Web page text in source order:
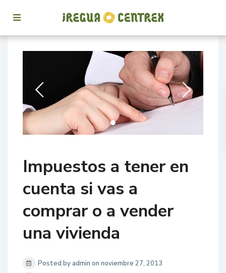
Impuestos a tener en
cuenta si vas a
comprar o a vender
una vivienda
Posted by admin on noviembre 27, 2013